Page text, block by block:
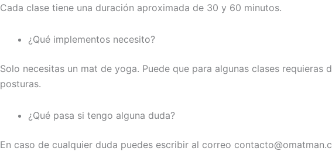
Cada clase tiene una duración aproximada de 30 y 60 minutos.
¿Qué implementos necesito?
Solo necesitas un mat de yoga. Puede que para algunas clases
posturas.
¿Qué pasa si tengo alguna duda?
En caso de cualquier duda puedes escribir al correo